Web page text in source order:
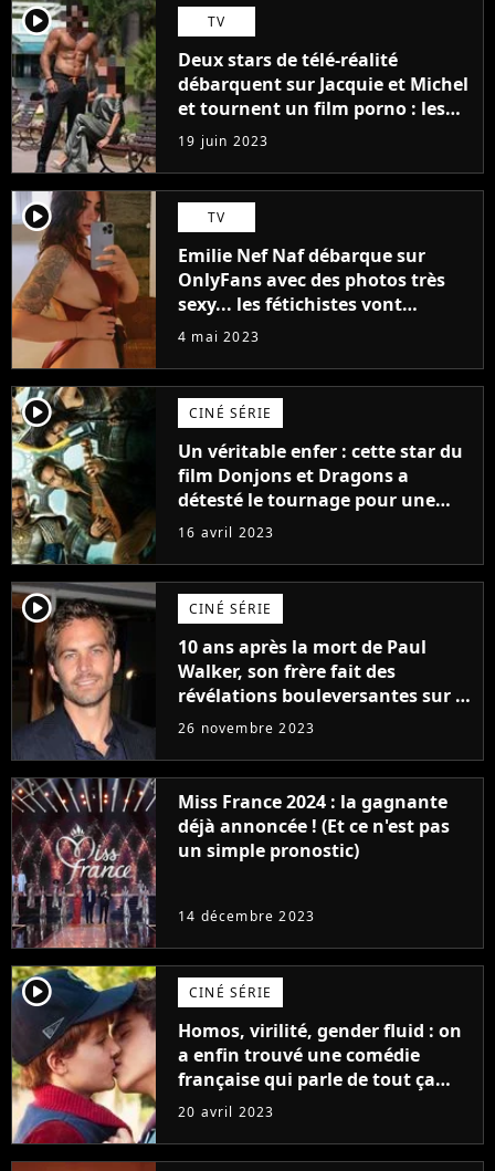
player2 TV
Deux stars de télé-réalité
débarquent sur Jacquie et Michel
et tournent un film porno : les
premières images du tournage
(exclu)
19 juin 2023
player2 TV
Emilie Nef Naf débarque sur
OnlyFans avec des photos très
sexy... les fétichistes vont
prendre leur pied !
4 mai 2023
player2 CINÉ SÉRIE
Un véritable enfer : cette star du
film Donjons et Dragons a
détesté le tournage pour une
raison très spéciale
16 avril 2023
player2 CINÉ SÉRIE
10 ans après la mort de Paul
Walker, son frère fait des
révélations bouleversantes sur la
réaction des acteurs de Fast and
26 novembre 2023
Miss France 2024 : la gagnante
déjà annoncée ! (Et ce n'est pas
un simple pronostic)
14 décembre 2023
player2 CINÉ SÉRIE
Homos, virilité, gender fluid : on
a enfin trouvé une comédie
française qui parle de tout ça
sans être super ringarde
20 avril 2023